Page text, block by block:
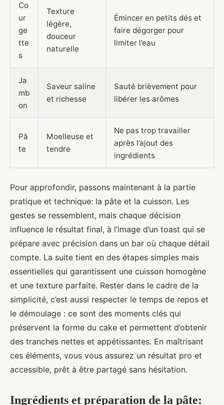
Co
ur
ge
tte
s
Texture
légère,
douceur
naturelle
Émincer en petits dés et
faire dégorger pour
limiter l’eau
Ja
mb
on
Saveur saline
et richesse
Sauté brièvement pour
libérer les arômes
Pâ
te
Moelleuse et
tendre
Ne pas trop travailler
après l’ajout des
ingrédients
Pour approfondir, passons maintenant à la partie
pratique et technique: la pâte et la cuisson. Les
gestes se ressemblent, mais chaque décision
influence le résultat final, à l’image d’un toast qui se
prépare avec précision dans un bar où chaque détail
compte. La suite tient en des étapes simples mais
essentielles qui garantissent une cuisson homogène
et une texture parfaite. Rester dans le cadre de la
simplicité, c’est aussi respecter le temps de repos et
le démoulage : ce sont des moments clés qui
préservent la forme du cake et permettent d’obtenir
des tranches nettes et appétissantes. En maîtrisant
ces éléments, vous vous assurez un résultat pro et
accessible, prêt à être partagé sans hésitation.
Ingrédients et préparation de la pâte: